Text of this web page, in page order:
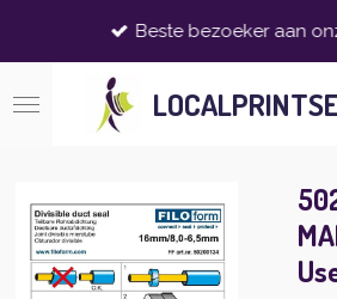
de
hoofdinhoud
Beste bezoeker aan